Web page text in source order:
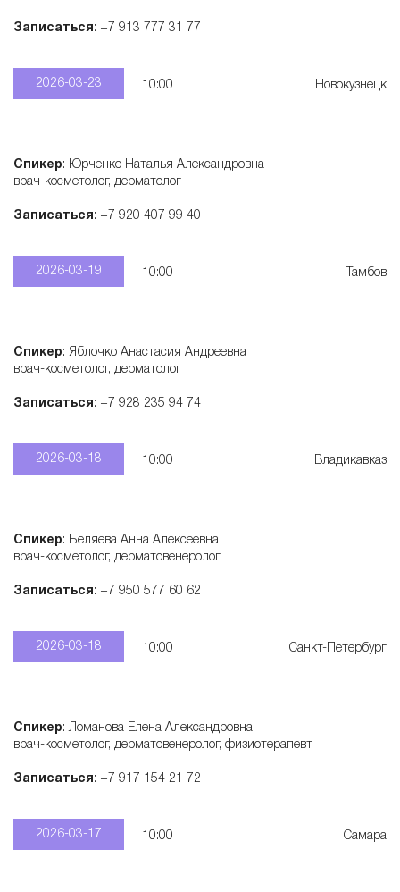
Записаться: +7 913 777 31 77
2026-03-23 10:00 Новокузнецк
Спикер: Юрченко Наталья Александровна
врач-косметолог, дерматолог
Записаться: +7 920 407 99 40
2026-03-19 10:00 Тамбов
Спикер: Яблочко Анастасия Андреевна
врач-косметолог, дерматолог
Записаться: +7 928 235 94 74
2026-03-18 10:00 Владикавказ
Спикер: Беляева Анна Алексеевна
врач-косметолог, дерматовенеролог
Записаться: +7 950 577 60 62
2026-03-18 10:00 Санкт-Петербург
Спикер: Ломанова Елена Александровна
врач-косметолог, дерматовенеролог, физиотерапевт
Записаться: +7 917 154 21 72
2026-03-17 10:00 Самара